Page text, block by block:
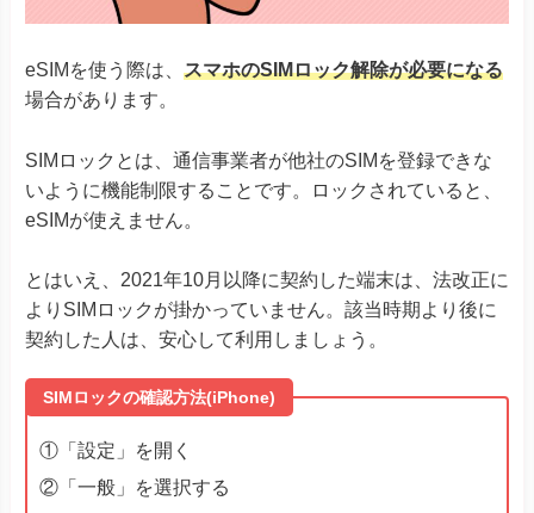
Xiaomi
Redmi Note 11 Pro 5G
Motorola
Edge 40
G52J 5Gシリーズ
G53S 5G
Huawei
Huawei P40
Huawei P40 Pro
Huawei Mate 40 Pro
Reno7 A
Reno9 A
A55s 5G A73
A79 5G
Reno 5 A
eSIMを使う際は、 スマホのSIMロック解除が必要になる
場合があります。
SIMロックとは、通信事業者が他社のSIMを登録できな
いように機能制限することです。ロックされていると、
eSIMが使えません。
とはいえ、2021年10月以降に契約した端末は、法改正に
よりSIMロックが掛かっていません。該当時期より後に
契約した人は、安心して利用しましょう。
SIMロックの確認方法(iPhone)
①「設定」を開く
②「一般」を選択する